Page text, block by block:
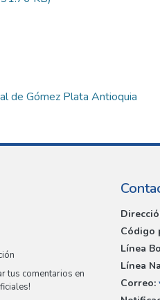
de Gómez Plata Antioquia
tus comentarios en
Código
Línea
Línea
Correo: